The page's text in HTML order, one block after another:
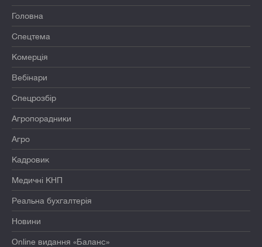
Головна
Спецтема
Комерція
Вебінари
Спецрозбір
Агропорадники
Агро
Кадровик
Медичні КНП
Реальна бухгалтерія
Новини
Online видання «Баланс»